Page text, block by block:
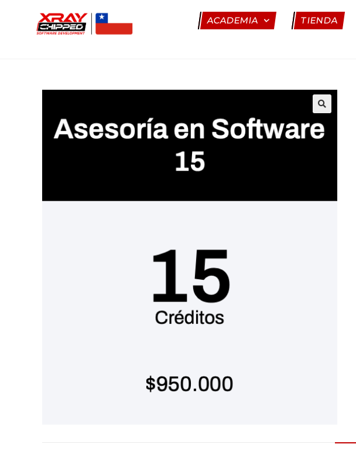
ACADEMIA TIENDA